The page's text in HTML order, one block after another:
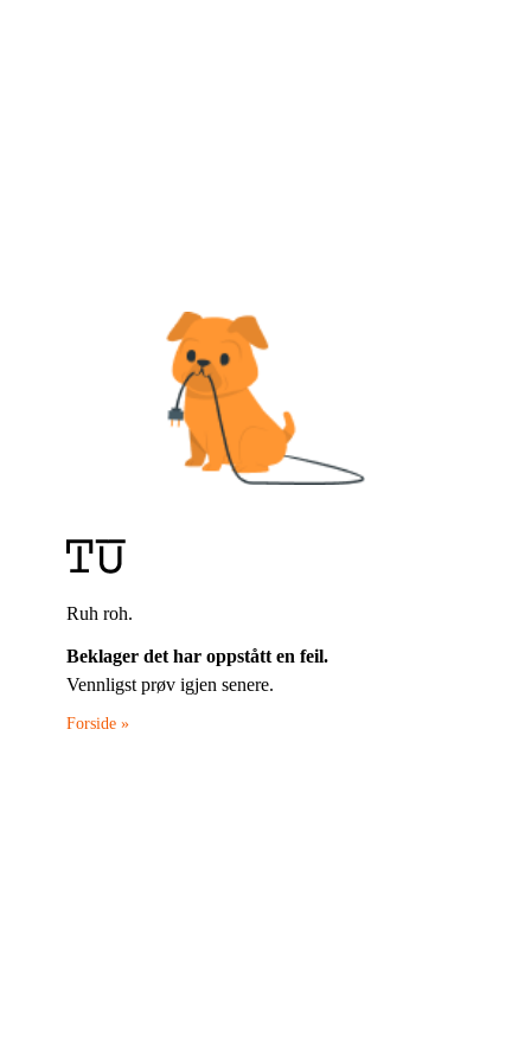
Ruh roh.
Beklager det har oppstått en feil.
Vennligst prøv igjen senere.
Forside »